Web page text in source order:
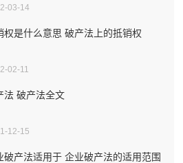
03-14
权是什么意思 破产法上的抵销权
02-11
法 破产法全文
12-15
破产法适用于 企业破产法的适用范围